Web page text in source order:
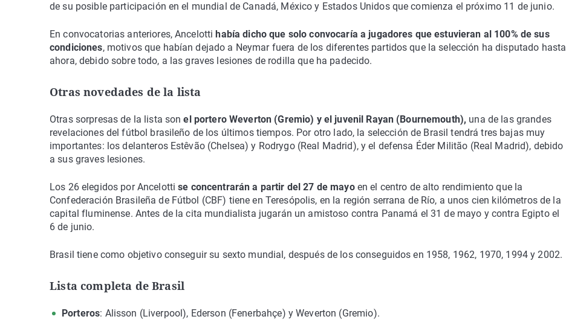
de su posible participación en el mundial de Canadá, México y Estados Unidos que comienza el próximo 11 de junio.
En convocatorias anteriores, Ancelotti había dicho que solo convocaría a jugadores que estuvieran al 100% de sus
condiciones, motivos que habían dejado a Neymar fuera de los diferentes partidos que la selección ha disputado hasta
ahora, debido sobre todo, a las graves lesiones de rodilla que ha padecido.
Otras novedades de la lista
Otras sorpresas de la lista sonel portero Weverton (Gremio) y el juvenil Rayan (Bournemouth), una de las grandes
revelaciones del fútbol brasileño de los últimos tiempos. Por otro lado, la selección de Brasil tendrá tres bajas muy
importantes: los delanteros Estêvão (Chelsea) y Rodrygo (Real Madrid), y el defensa Éder Militão (Real Madrid), debido
a sus graves lesiones.
Los 26 elegidos por Ancelottise concentrarán a partir del 27 de mayo en el centro de alto rendimiento que la
Confederación Brasileña de Fútbol (CBF) tiene en Teresópolis, en la región serrana de Río, a unos cien kilómetros de la
capital fluminense. Antes de la cita mundialista jugarán un amistoso contra Panamá el 31 de mayo y contra Egipto el
6 de junio.
Brasil tiene como objetivo conseguir su sexto mundial, después de los conseguidos en 1958, 1962, 1970, 1994 y 2002.
Lista completa de Brasil
Porteros: Alisson (Liverpool), Ederson (Fenerbahçe) y Weverton (Gremio).